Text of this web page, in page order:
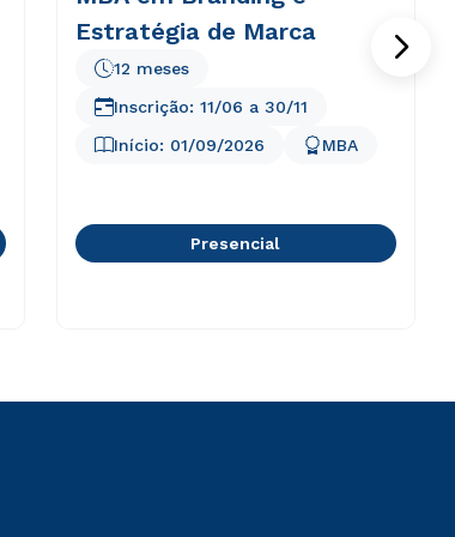
Estratégia de Marca
Início: 01/09/2026
12 meses
MBA
Inscrição: 11/06 a 30/11
Presencial